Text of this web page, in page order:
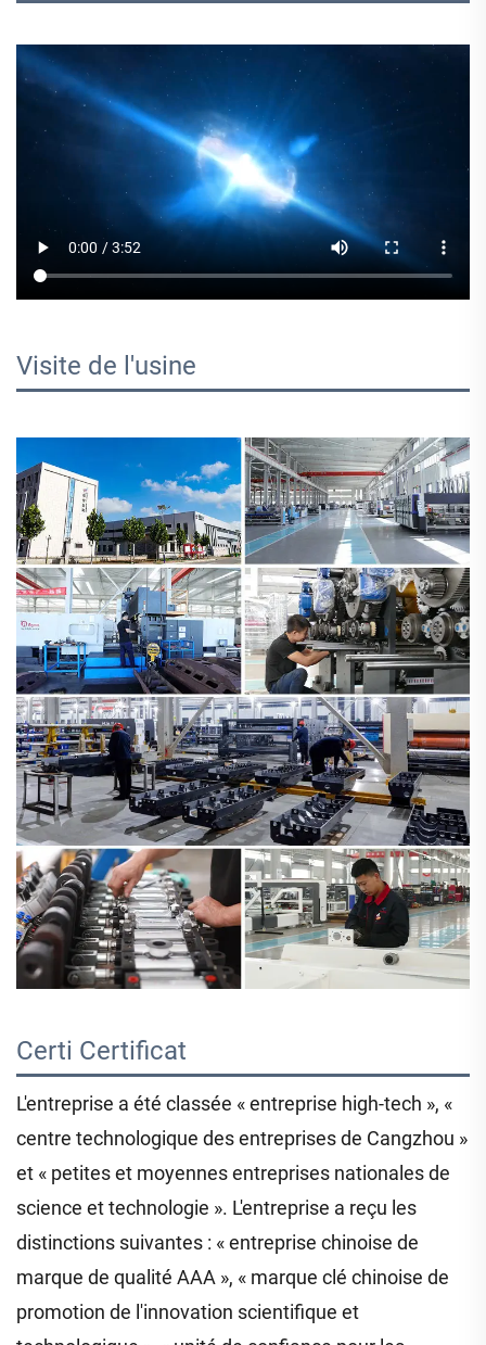
Visite de l'usine
Certi Certificat
L'entreprise a été classée « entreprise high-tech », «
centre technologique des entreprises de Cangzhou »
et « petites et moyennes entreprises nationales de
science et technologie ». L'entreprise a reçu les
distinctions suivantes : « entreprise chinoise de
marque de qualité AAA », « marque clé chinoise de
promotion de l'innovation scientifique et